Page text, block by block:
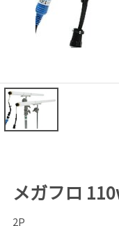
メガフロ
2P